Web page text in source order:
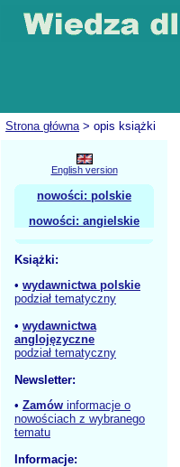
Strona główna> opis książki
English version
nowości: polskie
nowości: angielskie
Książki:
• wydawnictwa polskie
podział tematyczny
• wydawnictwa
anglojęzyczne
podział tematyczny
Newsletter:
• Zamów informacje o
nowościach z wybranego
tematu
Informacje: